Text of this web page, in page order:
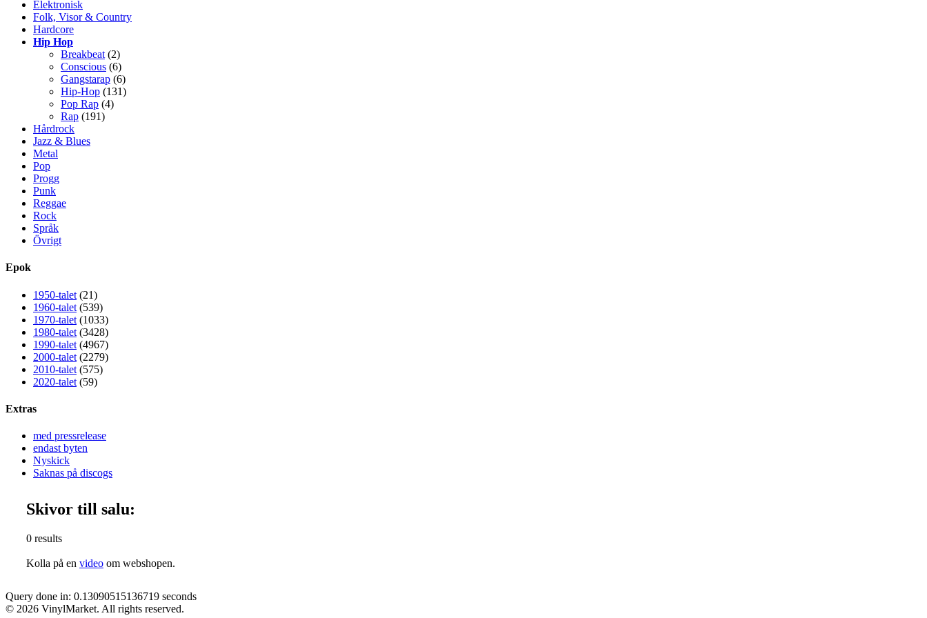
Elektronisk
Folk, Visor & Country
Hardcore
Hip Hop
Breakbeat (2)
Conscious (6)
Gangstarap (6)
Hip-Hop (131)
Pop Rap (4)
Rap (191)
Hårdrock
Jazz & Blues
Metal
Pop
Progg
Punk
Reggae
Rock
Språk
Övrigt
Epok
1950-talet (21)
1960-talet (539)
1970-talet (1033)
1980-talet (3428)
1990-talet (4967)
2000-talet (2279)
2010-talet (575)
2020-talet (59)
Extras
med pressrelease
endast byten
Nyskick
Saknas på discogs
Skivor till salu:
0 results
Kolla på en video om webshopen.
Query done in: 0.13090515136719 seconds
© 2026 VinylMarket. All rights reserved.